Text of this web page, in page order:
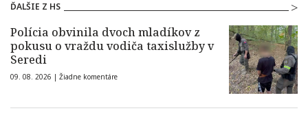
ĎALŠIE Z HS
Polícia obvinila dvoch mladíkov z
pokusu o vraždu vodiča taxislužby v
Seredi
09. 08. 2026 | Žiadne komentáre